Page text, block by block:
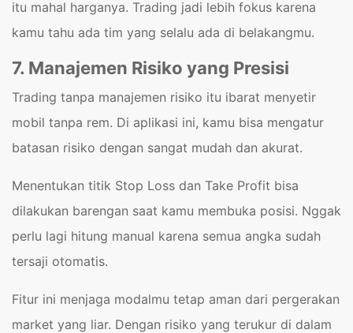
itu mahal harganya. Trading jadi lebih fokus karena
kamu tahu ada tim yang selalu ada di belakangmu.
7. Manajemen Risiko yang Presisi
Trading tanpa manajemen risiko itu ibarat menyetir
mobil tanpa rem. Di aplikasi ini, kamu bisa mengatur
batasan risiko dengan sangat mudah dan akurat.
Menentukan titik Stop Loss dan Take Profit bisa
dilakukan barengan saat kamu membuka posisi. Nggak
perlu lagi hitung manual karena semua angka sudah
tersaji otomatis.
Fitur ini menjaga modalmu tetap aman dari pergerakan
market yang liar. Dengan risiko yang terukur di dalam